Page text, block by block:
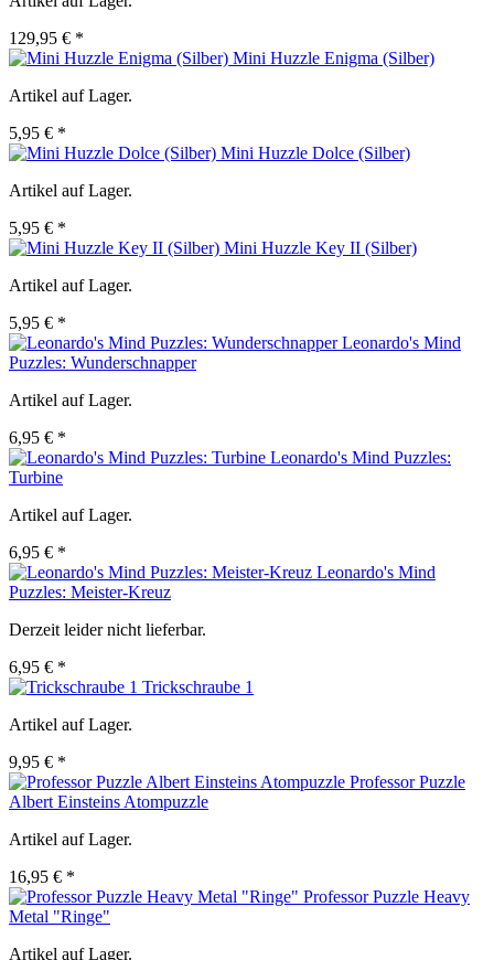
129,95 € *
Mini Huzzle Enigma (Silber)
Artikel auf Lager.
5,95 € *
Mini Huzzle Dolce (Silber)
Artikel auf Lager.
5,95 € *
Mini Huzzle Key II (Silber)
Artikel auf Lager.
5,95 € *
Leonardo's Mind
Puzzles: Wunderschnapper
Artikel auf Lager.
6,95 € *
Leonardo's Mind Puzzles:
Turbine
Artikel auf Lager.
6,95 € *
Leonardo's Mind
Puzzles: Meister-Kreuz
Derzeit leider nicht lieferbar.
6,95 € *
Trickschraube 1
Artikel auf Lager.
9,95 € *
Professor Puzzle
Albert Einsteins Atompuzzle
Artikel auf Lager.
16,95 € *
Professor Puzzle Heavy
Metal "Ringe"
Artikel auf Lager.